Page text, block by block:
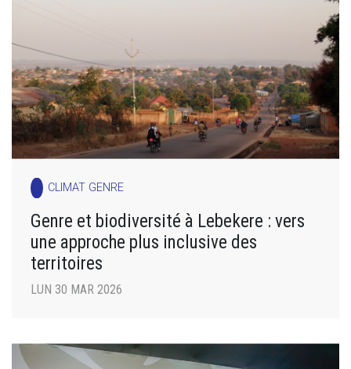
CLIMAT GENRE
Genre et biodiversité à Lebekere : vers
une approche plus inclusive des
territoires
LUN 30 MAR 2026